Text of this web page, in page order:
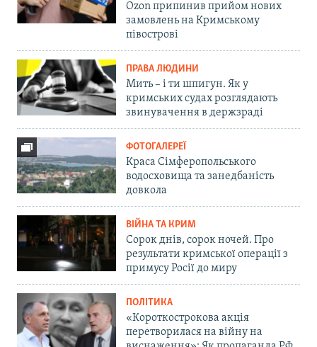
Ozon припинив прийом нових
замовлень на Кримському
півострові
ПРАВА ЛЮДИНИ
Мить – і ти шпигун. Як у
кримських судах розглядають
звинувачення в держзраді
ФОТОГАЛЕРЕЇ
Краса Сімферопольського
водосховища та занедбаність
довкола
ВІЙНА ТА КРИМ
Сорок днів, сорок ночей. Про
результати кримської операції з
примусу Росії до миру
ПОЛІТИКА
«Короткострокова акція
перетворилася на війну на